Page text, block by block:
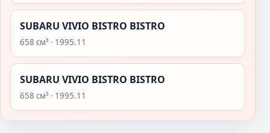
SUBARU VIVIO BISTRO BISTRO
658 см³ · 1995.11
SUBARU VIVIO BISTRO BISTRO
658 см³ · 1995.11